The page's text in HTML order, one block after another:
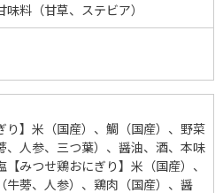
味料（甘草、ステビア）
り】米（国産）、鯛（国産）、野菜
、人参、三つ葉）、醤油、酒、本味
【みつせ鶏おにぎり】米（国産）、
牛蒡、人参）、鶏肉（国産）、醤